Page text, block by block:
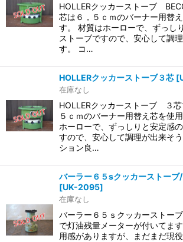
HOLLERクッカーストーブ
芯は６，５ｃｍのバーナー用替
す。 材質はホーローで、ずっし
ストーブですので、安心して調
す。 コ…
HOLLERクッカーストーブ３芯 [
在庫なし
HOLLERクッカーストーブ ３芯
５ｃｍのバーナー用替え芯を使
ホーローで、ずっしりと安定感
すので、安心して調理が出来そ
ション良…
バーラー６５sクッカーストーブ
[UK-2095]
在庫なし
バーラー６５ｓクッカーストー
で灯油残量メーターが付いてま
用感がありますが、まだまだ現